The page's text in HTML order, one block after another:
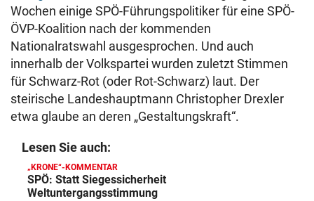
Wochen einige SPÖ-Führungspolitiker für eine SPÖ-
ÖVP-Koalition nach der kommenden
Nationalratswahl ausgesprochen. Und auch
innerhalb der Volkspartei wurden zuletzt Stimmen
für Schwarz-Rot (oder Rot-Schwarz) laut. Der
steirische Landeshauptmann Christopher Drexler
etwa glaube an deren „Gestaltungskraft“.
Lesen Sie auch:
„KRONE“-KOMMENTAR
SPÖ: Statt Siegessicherheit
Weltuntergangsstimmung